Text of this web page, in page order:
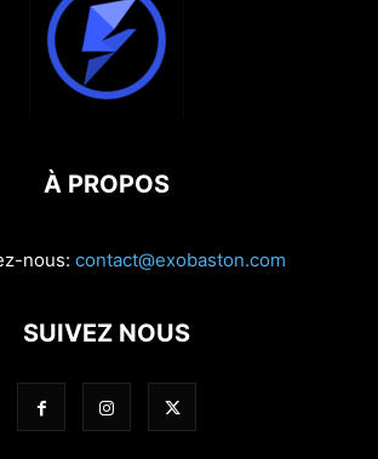
À PROPOS
nous: contact@exobaston.com
SUIVEZ NOUS